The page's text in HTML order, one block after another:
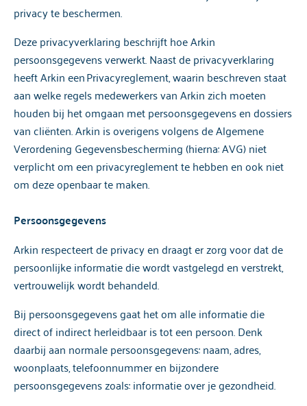
privacy te beschermen.
Deze privacyverklaring beschrijft hoe Arkin
persoonsgegevens verwerkt. Naast de privacyverklaring
heeft Arkin een Privacyreglement, waarin beschreven staat
aan welke regels medewerkers van Arkin zich moeten
houden bij het omgaan met persoonsgegevens en dossiers
van cliënten. Arkin is overigens volgens de Algemene
Verordening Gegevensbescherming (hierna: AVG) niet
verplicht om een privacyreglement te hebben en ook niet
om deze openbaar te maken.
Persoonsgegevens
Arkin respecteert de privacy en draagt er zorg voor dat de
persoonlijke informatie die wordt vastgelegd en verstrekt,
vertrouwelijk wordt behandeld.
Bij persoonsgegevens gaat het om alle informatie die
direct of indirect herleidbaar is tot een persoon. Denk
daarbij aan normale persoonsgegevens: naam, adres,
woonplaats, telefoonnummer en bijzondere
persoonsgegevens zoals: informatie over je gezondheid.